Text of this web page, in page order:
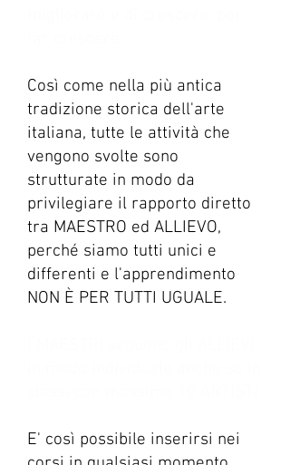
Così come nella più antica
tradizione storica dell'arte
italiana, tutte le attività che
vengono svolte sono
strutturate in modo da
privilegiare il rapporto diretto
tra MAESTRO ed ALLIEVO,
perché siamo tutti unici e
differenti e l'apprendimento
NON È PER TUTTI UGUALE.
E' così possibile inserirsi nei